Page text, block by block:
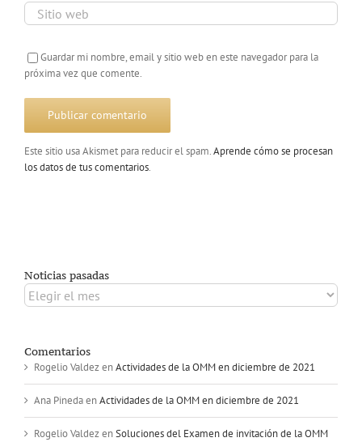
Guardar mi nombre, email y sitio web en este navegador para la
próxima vez que comente.
Este sitio usa Akismet para reducir el spam.Aprende cómo se procesan
los datos de tus comentarios.
Noticias pasadas
Noticias
pasadas
Comentarios
Rogelio ValdezenActividades de la OMM en diciembre de 2021
Ana PinedaenActividades de la OMM en diciembre de 2021
Rogelio ValdezenSoluciones del Examen de invitación de la OMM